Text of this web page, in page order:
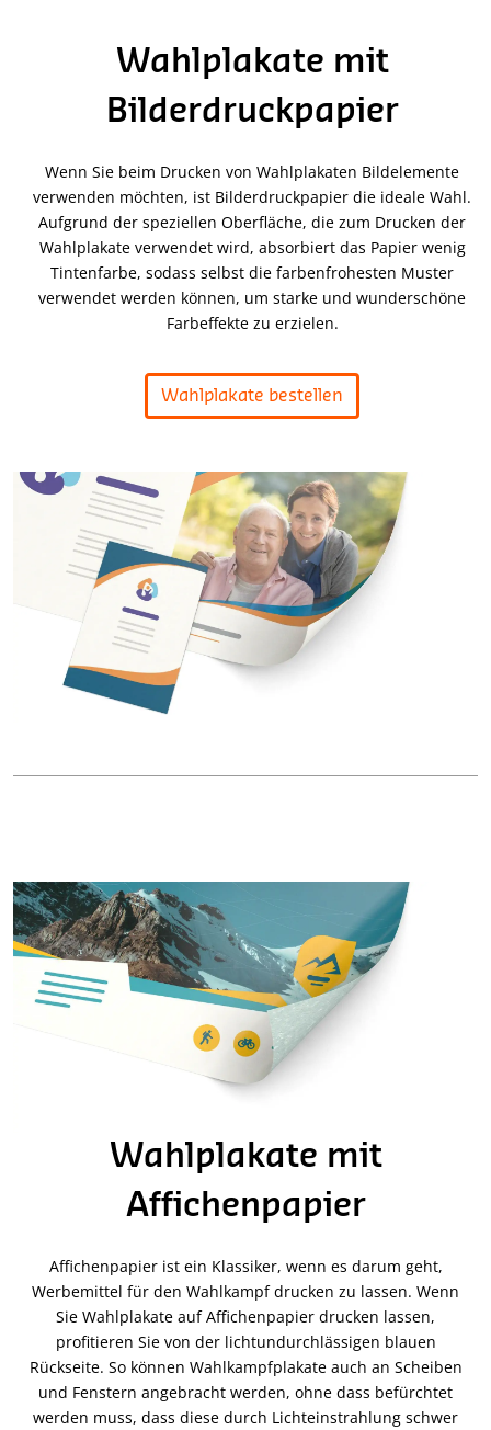
Wahlplakate mit
Bilderdruckpapier
Wenn Sie beim Drucken von Wahlplakaten Bildelemente
verwenden möchten, ist Bilderdruckpapier die ideale Wahl.
Aufgrund der speziellen Oberfläche, die zum Drucken der
Wahlplakate verwendet wird, absorbiert das Papier wenig
Tintenfarbe, sodass selbst die farbenfrohesten Muster
verwendet werden können, um starke und wunderschöne
Farbeffekte zu erzielen.
Wahlplakate bestellen
Wahlplakate mit
Affichenpapier
Affichenpapier ist ein Klassiker, wenn es darum geht,
Werbemittel für den Wahlkampf drucken zu lassen. Wenn
Sie Wahlplakate auf Affichenpapier drucken lassen,
profitieren Sie von der lichtundurchlässigen blauen
Rückseite. So können Wahlkampfplakate auch an Scheiben
und Fenstern angebracht werden, ohne dass befürchtet
werden muss, dass diese durch Lichteinstrahlung schwer